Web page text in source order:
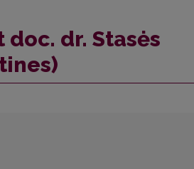
dr. Stasės